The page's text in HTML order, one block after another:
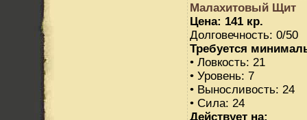
Малахитовый Щит
Цена: 141 кр.
Долговечность: 0/50
Требуется
• Ловкость: 21
• Уровень: 7
• Выносливость: 24
• Сила: 24
Действует на: